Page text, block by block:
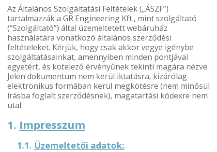
Az Általános Szolgáltatási Feltételek („ÁSZF”)
tartalmazzák a GR Engineering Kft., mint szolgáltató
(“Szolgáltató”) által üzemeltetett webáruház
használatára vonatkozó általános szerződési
feltételeket. Kérjük, hogy csak akkor vegye igénybe
szolgáltatásainkat, amennyiben minden pontjával
egyetért, és kötelező érvényűnek tekinti magára nézve.
Jelen dokumentum nem kerül iktatásra, kizárólag
elektronikus formában kerül megkötésre (nem minősül
írásba foglalt szerződésnek), magatartási kódexre nem
utal.
1. Impresszum
1.1. Üzemeltetői adatok: